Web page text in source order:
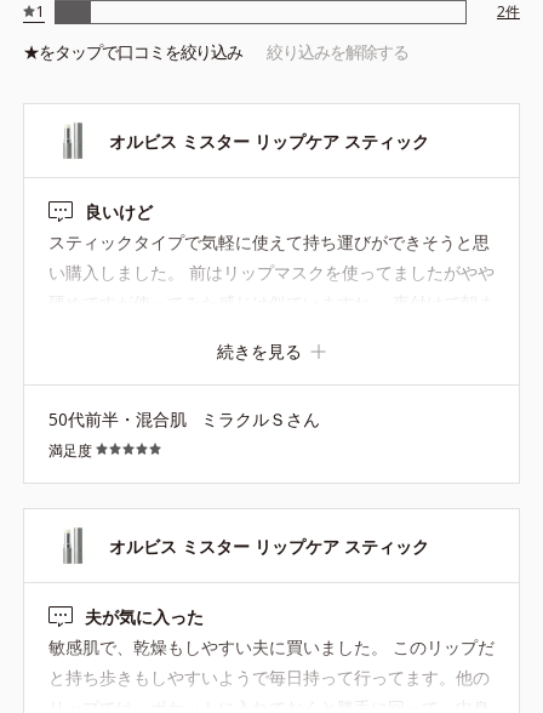
1
2件
★をタップで口コミを絞り込み 絞り込みを解除する
オルビス ミスター リップケア スティック
良いけど
スティックタイプで気軽に使えて持ち運びができそうと思
い購入しました。 前はリップマスクを使ってましたがやや
こいいけどプラでいいかな？ その分、少しお安くして欲し
続きを見る
50代前半・混合肌 ミラクルＳさん
満足度
オルビス ミスター リップケア スティック
夫が気に入った
敏感肌で、乾燥もしやすい夫に買いました。 このリップだ
と持ち歩きもしやすいようで毎日持って行ってます。他の
リップでは、ポケットに入れておくと勝手に回って、中身